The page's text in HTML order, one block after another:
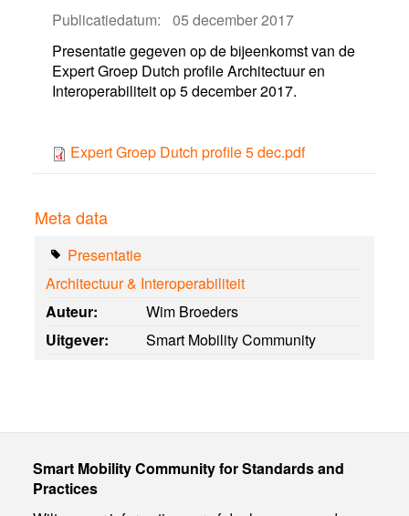
Publicatiedatum:
05 december 2017
Presentatie gegeven op de bijeenkomst van de
Expert Groep Dutch profile Architectuur en
Interoperabiliteit op 5 december 2017.
Expert Groep Dutch profile 5 dec.pdf
Meta data
Presentatie
Architectuur & Interoperabiliteit
Auteur:
Wim Broeders
Uitgever:
Smart Mobility Community
Smart Mobility Community for Standards and
Practices